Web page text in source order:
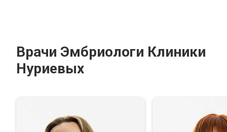
Врачи Эмбриологи Клиники
Нуриевых